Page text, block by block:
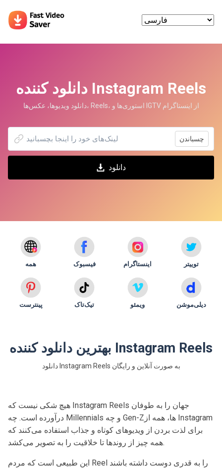
دانلود کننده Instagram Reels
دانلود ویدیوها، عکس‌ها، Reels، استوری‌ها و IGTV از اینستاگرام
چسباندن
دانلود
همه فیسبوک اینستاگرام توییتر
پینترست تیک‌تاک ویمئو دیلی‌موشن
بهترین دانلود کننده Instagram Reels
دانلود Instagram Reels به صورت آنلاین و رایگان
هیچ شکی نیست که Instagram Reels جهان را به طوفان
درآورده است. چه Millennials و چه Gen-Zها، همه از Instagram
برای لذت بردن از ویدیوهای کوتاه و جذاب استفاده می‌کنند که
همه چیز از روندها تا خلاقیت را به تصویر می‌کشد.
این طبیعی است که مردم Reel را به قدری دوست داشته باشند